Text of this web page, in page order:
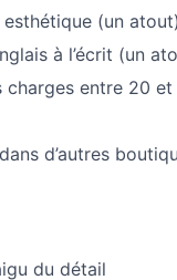
(un
à l’écrit (un
charges entre 20
d’autres
du détail